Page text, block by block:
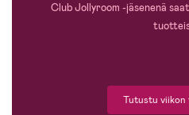
Club Jollyroom -jäsenenä
Tutustu